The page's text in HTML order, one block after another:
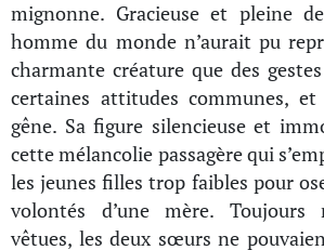
mignonne. Gracieuse et pleine
homme du monde n’aurait pu
charmante créature que des
certaines attitudes communes,
gêne. Sa figure silencieuse et
cette mélancolie passagère qui
les jeunes filles trop faibles pour
volontés d’une mère. Toujours
vêtues, les deux sœurs ne